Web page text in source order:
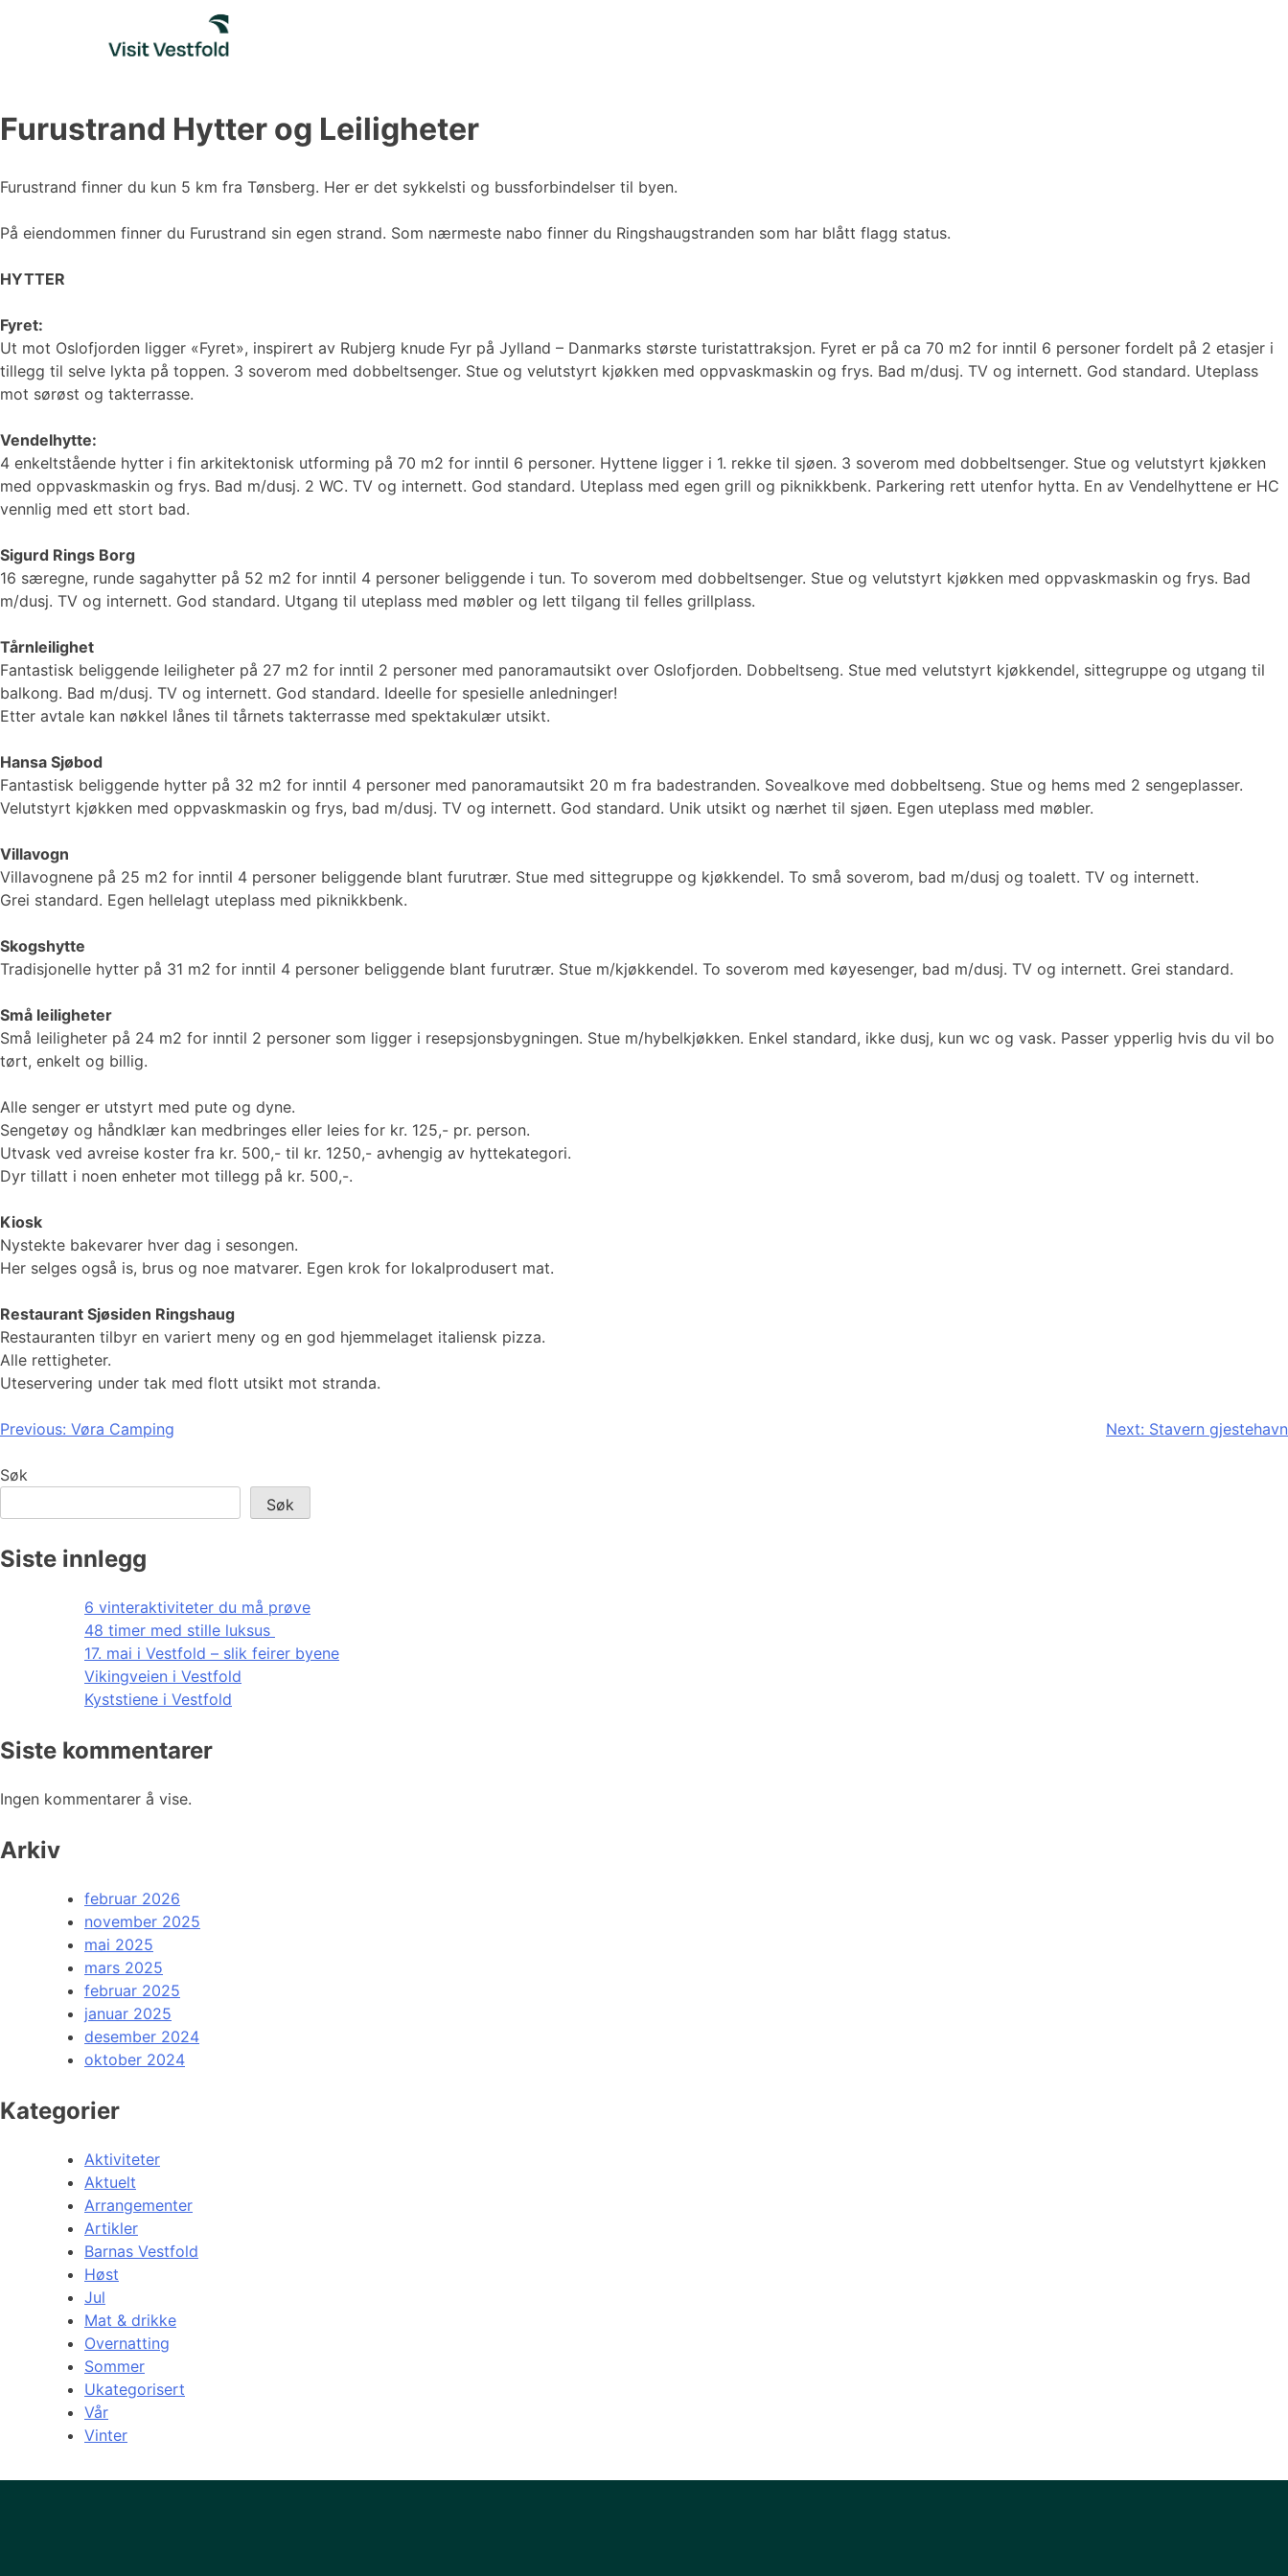
Furustrand Hytter og Leiligheter
Furustrand finner du kun 5 km fra Tønsberg. Her er det sykkelsti og bussforbindelser til byen.
På eiendommen finner du Furustrand sin egen strand. Som nærmeste nabo finner du Ringshaugstranden som har blått flagg status.
HYTTER
Fyret:
Ut mot Oslofjorden ligger «Fyret», inspirert av Rubjerg knude Fyr på Jylland – Danmarks største turistattraksjon. Fyret er på ca 70 m2 for inntil 6 personer fordelt på 2 etasjer i
tillegg til selve lykta på toppen. 3 soverom med dobbeltsenger. Stue og velutstyrt kjøkken med oppvaskmaskin og frys. Bad m/dusj. TV og internett. God standard. Uteplass
mot sørøst og takterrasse.
Vendelhytte:
4 enkeltstående hytter i fin arkitektonisk utforming på 70 m2 for inntil 6 personer. Hyttene ligger i 1. rekke til sjøen. 3 soverom med dobbeltsenger. Stue og velutstyrt kjøkken
med oppvaskmaskin og frys. Bad m/dusj. 2 WC. TV og internett. God standard. Uteplass med egen grill og piknikkbenk. Parkering rett utenfor hytta. En av Vendelhyttene er HC
vennlig med ett stort bad.
Sigurd Rings Borg
16 særegne, runde sagahytter på 52 m2 for inntil 4 personer beliggende i tun. To soverom med dobbeltsenger. Stue og velutstyrt kjøkken med oppvaskmaskin og frys. Bad
m/dusj. TV og internett. God standard. Utgang til uteplass med møbler og lett tilgang til felles grillplass.
Tårnleilighet
Fantastisk beliggende leiligheter på 27 m2 for inntil 2 personer med panoramautsikt over Oslofjorden. Dobbeltseng. Stue med velutstyrt kjøkkendel, sittegruppe og utgang til
balkong. Bad m/dusj. TV og internett. God standard. Ideelle for spesielle anledninger!
Etter avtale kan nøkkel lånes til tårnets takterrasse med spektakulær utsikt.
Hansa Sjøbod
Fantastisk beliggende hytter på 32 m2 for inntil 4 personer med panoramautsikt 20 m fra badestranden. Sovealkove med dobbeltseng. Stue og hems med 2 sengeplasser.
Velutstyrt kjøkken med oppvaskmaskin og frys, bad m/dusj. TV og internett. God standard. Unik utsikt og nærhet til sjøen. Egen uteplass med møbler.
Villavogn
Villavognene på 25 m2 for inntil 4 personer beliggende blant furutrær. Stue med sittegruppe og kjøkkendel. To små soverom, bad m/dusj og toalett. TV og internett.
Grei standard. Egen hellelagt uteplass med piknikkbenk.
Skogshytte
Tradisjonelle hytter på 31 m2 for inntil 4 personer beliggende blant furutrær. Stue m/kjøkkendel. To soverom med køyesenger, bad m/dusj. TV og internett. Grei standard.
Små leiligheter
Små leiligheter på 24 m2 for inntil 2 personer som ligger i resepsjonsbygningen. Stue m/hybelkjøkken. Enkel standard, ikke dusj, kun wc og vask. Passer ypperlig hvis du vil bo
tørt, enkelt og billig.
Alle senger er utstyrt med pute og dyne.
Sengetøy og håndklær kan medbringes eller leies for kr. 125,- pr. person.
Utvask ved avreise koster fra kr. 500,- til kr. 1250,- avhengig av hyttekategori.
Dyr tillatt i noen enheter mot tillegg på kr. 500,-.
Kiosk
Nystekte bakevarer hver dag i sesongen.
Her selges også is, brus og noe matvarer. Egen krok for lokalprodusert mat.
Restaurant Sjøsiden Ringshaug
Restauranten tilbyr en variert meny og en god hjemmelaget italiensk pizza.
Alle rettigheter.
Uteservering under tak med flott utsikt mot stranda.
Innleggsnavigasjon
Previous: Vøra Camping Next: Stavern gjestehavn
Søk
Søk
Siste innlegg
6 vinteraktiviteter du må prøve
48 timer med stille luksus
17. mai i Vestfold – slik feirer byene
Vikingveien i Vestfold
Kyststiene i Vestfold
Siste kommentarer
Ingen kommentarer å vise.
Arkiv
februar 2026
november 2025
mai 2025
mars 2025
februar 2025
januar 2025
desember 2024
oktober 2024
Kategorier
Aktiviteter
Aktuelt
Arrangementer
Artikler
Barnas Vestfold
Høst
Jul
Mat & drikke
Overnatting
Sommer
Ukategorisert
Vår
Vinter